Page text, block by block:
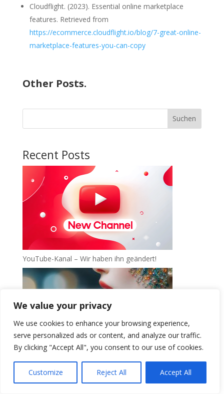
We value your privacy
We use cookies to enhance your browsing experience,
serve personalized ads or content, and analyze our traffic.
By clicking "Accept All", you consent to our use of cookies.
Customize Reject All Accept All
Cloudflight. (2023). Essential online marketplace
features. Retrieved from
https://ecommerce.cloudflight.io/blog/7-great-online-
marketplace-features-you-can-copy
Other Posts.
Suchen
Recent Posts
YouTube-Kanal – Wir haben ihn geändert!
DigiMark-Projekt: Projekts Lieder auf Deutsch